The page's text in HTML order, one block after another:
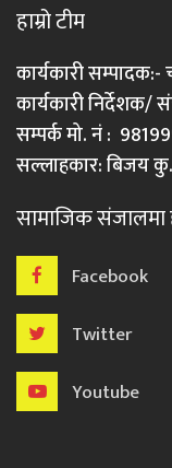
हाम्रो टीम
कार्यकारी सम्पादक:-
कार्यकारी
सम्पर्क मो. नं :
सल्लाहकार: बिजय
सामाजिक संजालमा
Facebook
Twitter
Youtube